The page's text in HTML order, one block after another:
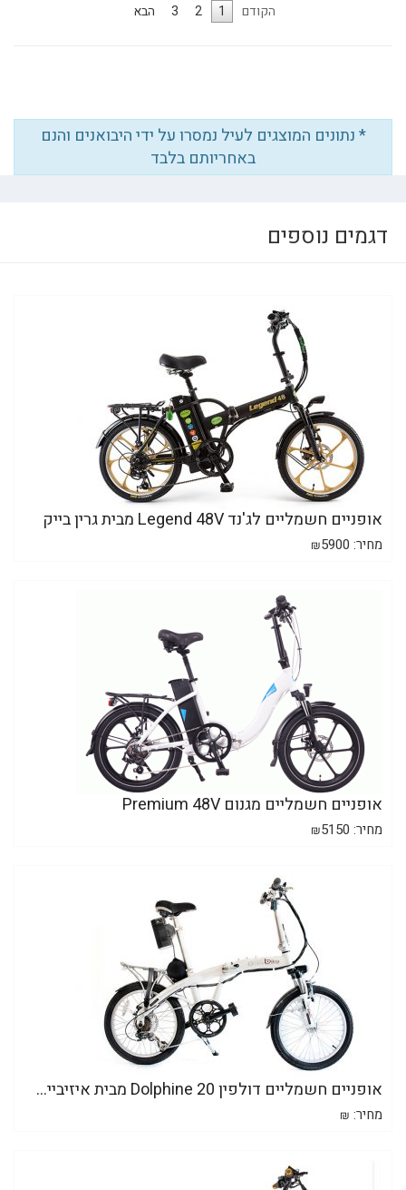
הקודם הבא
* נתונים המוצגים לעיל נמסרו על ידי היבואנים והנם
באחריותם בלבד
דגמים נוספים
אופניים חשמליים לג'נד Legend 48V מבית גרין בייק
מחיר: ₪5900
אופניים חשמליים מגנום Premium 48V
מחיר: ₪ 5150
אופניים חשמליים דולפין 20 Dolphine מבית איזיביי...
מחיר:₪